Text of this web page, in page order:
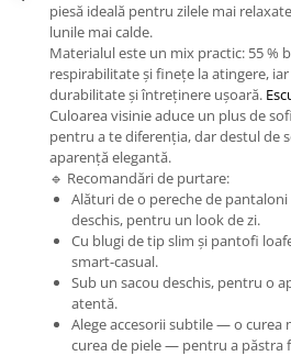
piesă ideală pentru zilele mai
lunile mai calde.
Materialul este un mix practic: 55 %
respirabilitate şi fineţe la atingere,
durabilitate şi întreținere ușoară.
Culoarea visinie aduce un plus de
pentru a te diferenția, dar destul de
aparență elegantă.
🔹 Recomandări de purtare:
Alături de o pereche de
deschis, pentru un look de zi.
Cu blugi de tip slim şi pantofi
smart-casual.
Sub un sacou deschis, pentru o
atentă.
Alege accesorii subtile — o curea
curea de piele — pentru a păstra